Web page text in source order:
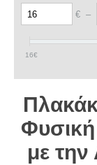
€ –
16€
με την